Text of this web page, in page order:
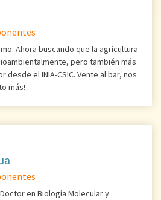
Ahora buscando que la agricultura
pero también más
el INIA-CSIC. Vente al bar, nos
más!
en Biología Molecular y